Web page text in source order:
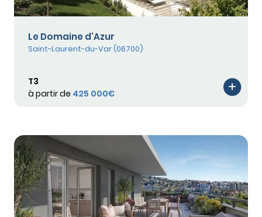
Le Domaine d'Azur
Saint-Laurent-du-Var (06700)
T3
à partir de 425 000€